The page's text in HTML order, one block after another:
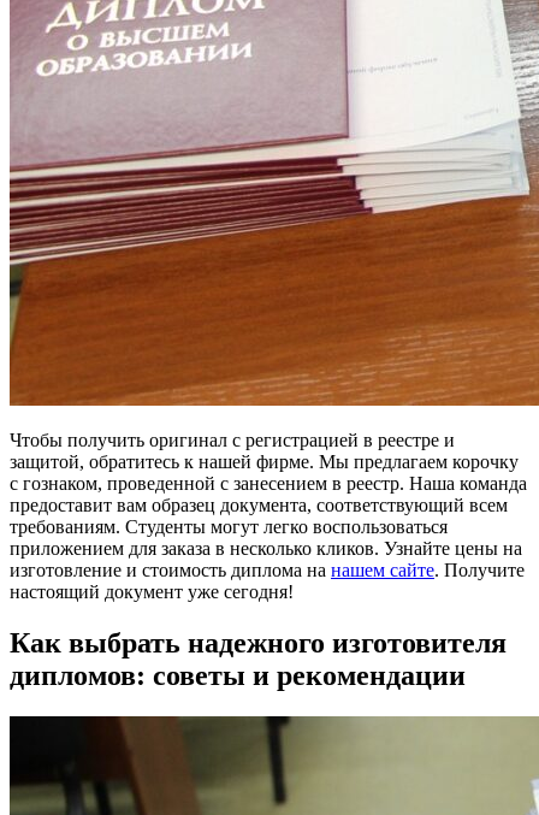
Чтобы получить оригинал с регистрацией в реестре и
защитой, обратитесь к нашей фирме. Мы предлагаем корочку
с гознаком, проведенной с занесением в реестр. Наша команда
предоставит вам образец документа, соответствующий всем
требованиям. Студенты могут легко воспользоваться
приложением для заказа в несколько кликов. Узнайте цены на
изготовление и стоимость диплома на нашем сайте. Получите
настоящий документ уже сегодня!
Как выбрать надежного изготовителя
дипломов: советы и рекомендации